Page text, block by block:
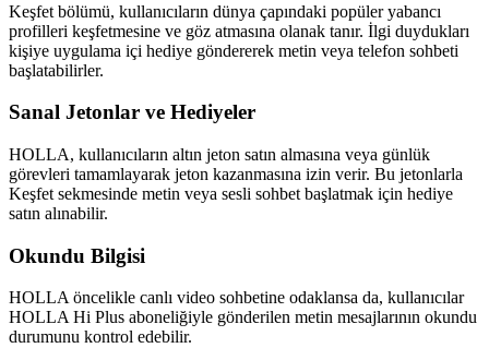
Keşfet bölümü, kullanıcıların dünya çapındaki popüler yabancı
profilleri keşfetmesine ve göz atmasına olanak tanır. İlgi duydukları
kişiye uygulama içi hediye göndererek metin veya telefon sohbeti
başlatabilirler.
Sanal Jetonlar ve Hediyeler
HOLLA, kullanıcıların altın jeton satın almasına veya günlük
görevleri tamamlayarak jeton kazanmasına izin verir. Bu jetonlarla
Keşfet sekmesinde metin veya sesli sohbet başlatmak için hediye
satın alınabilir.
Okundu Bilgisi
HOLLA öncelikle canlı video sohbetine odaklansa da, kullanıcılar
HOLLA Hi Plus aboneliğiyle gönderilen metin mesajlarının okundu
durumunu kontrol edebilir.